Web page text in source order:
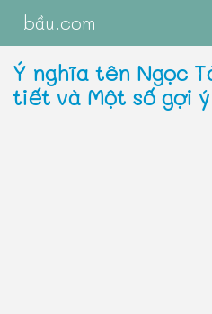
bầu.com
Ý nghĩa tên Ngọc
tiết và Một số gợi